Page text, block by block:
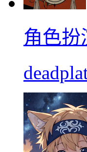
角色扮